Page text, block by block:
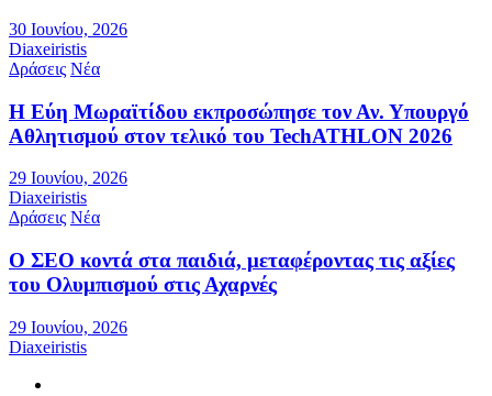
30 Ιουνίου, 2026
Diaxeiristis
Δράσεις Νέα
Η Εύη Μωραϊτίδου εκπροσώπησε τον Αν. Υπουργό
Αθλητισμού στον τελικό του TechATHLON 2026
29 Ιουνίου, 2026
Diaxeiristis
Δράσεις Νέα
Ο ΣEO κοντά στα παιδιά, μεταφέροντας τις αξίες
του Ολυμπισμού στις Αχαρνές
29 Ιουνίου, 2026
Diaxeiristis